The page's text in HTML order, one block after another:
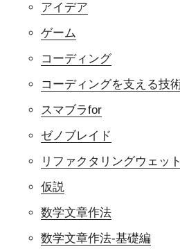
アイデア
ゲーム
コーディング
コーディングを支える技
スマブラfor
ゼノブレイド
リファクタリングウェッ
仮説
数学文章作法
数学文章作法-基礎編